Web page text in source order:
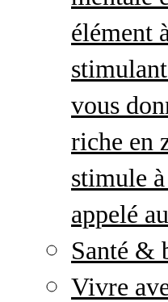
élément
vous
riche en
stimule
appelé
Santé &
Vivre